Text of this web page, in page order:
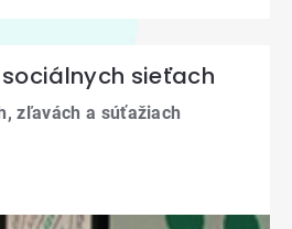
sieťach
zľavách a súťažiach